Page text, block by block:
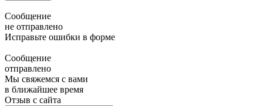
Сообщение
не отправлено
Исправьте ошибки в форме
Сообщение
отправлено
Мы свяжемся с вами
в ближайшее время
Отзыв с сайта